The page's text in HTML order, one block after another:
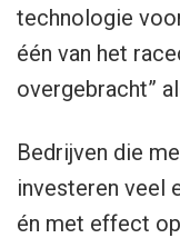
technologie
één van het
overgebracht”
Bedrijven die
investeren veel
én met effect